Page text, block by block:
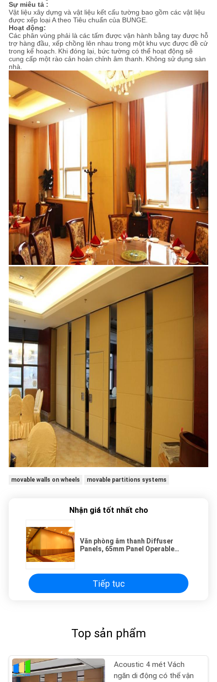
Sự miêu tả :
Vật liệu xây dựng và vật liệu kết cấu tường bao gồm các vật liệu
được xếp loại A theo Tiêu chuẩn của BUNGE.
Hoạt động:
Các phân vùng phải là các tấm được vận hành bằng tay được hỗ
trợ hàng đầu, xếp chồng lên nhau trong một khu vực được đề cử
trong kế hoạch. Khi đóng lại, bức tường có thể hoạt động sẽ
cung cấp một rào cản hoàn chỉnh âm thanh. Không sử dụng sàn
nhà.
movable walls on wheels movable partitions systems
Nhận giá tốt nhất cho
Văn phòng âm thanh Diffuser
Panels, 65mm Panel Operable
Tiếp tục
Top sản phẩm
Acoustic 4 mét Vách
ngăn di động có thể vận